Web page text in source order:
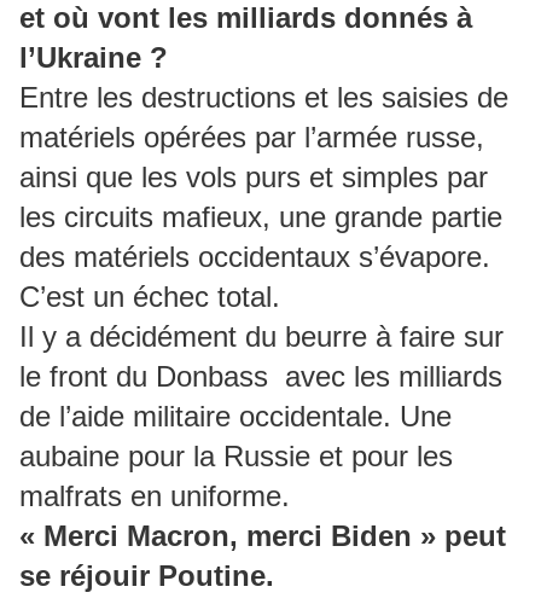
et où vont les milliards donnés à
l’Ukraine ?
Entre les destructions et les saisies de
matériels opérées par l’armée russe,
ainsi que les vols purs et simples par
les circuits mafieux, une grande partie
des matériels occidentaux s’évapore.
C’est un échec total.
Il y a décidément du beurre à faire sur
le front du Donbass avec les milliards
de l’aide militaire occidentale. Une
aubaine pour la Russie et pour les
malfrats en uniforme.
« Merci Macron, merci Biden » peut
se réjouir Poutine.